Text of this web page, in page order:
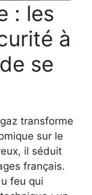
: les
à
se
transforme
sur le
il séduit
français.
feu qui